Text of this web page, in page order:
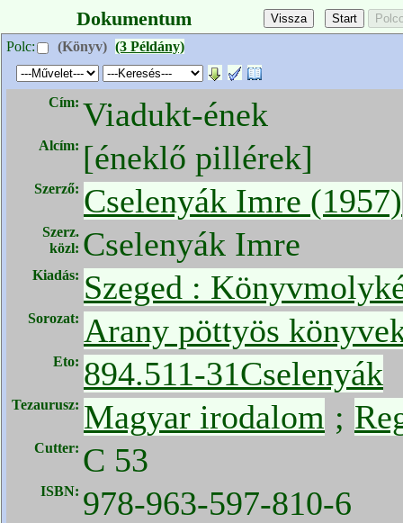
Dokumentum
Polc: (Könyv) (3 Példány)
Cím: Viadukt-ének
Alcím: [éneklő pillérek]
Szerző: Cselenyák Imre (1957)
Szerz.
közl: Cselenyák Imre
Kiadás: Szeged :
Sorozat: Arany pöttyös
Eto: 894.511-31Cselenyák
Tezaurusz: Magyar irodalom ;
Cutter: C 53
ISBN: 978-963-597-810-6